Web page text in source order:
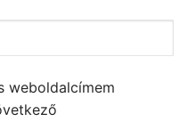
weboldalcímem